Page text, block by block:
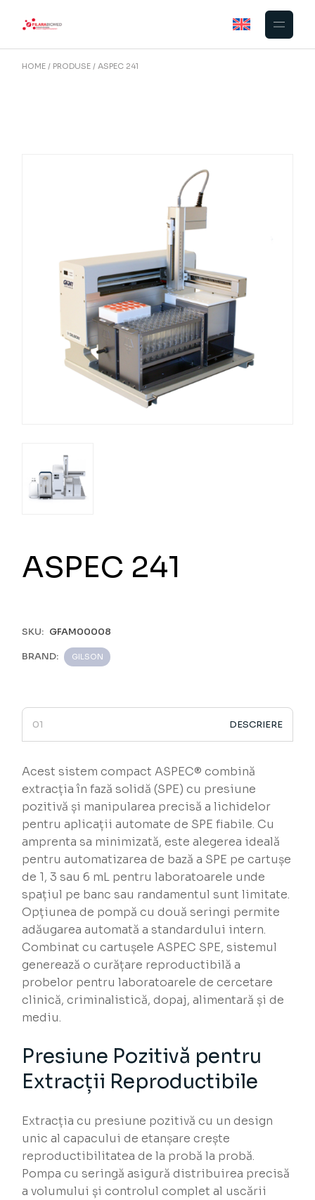
HOME PRODUSE ASPEC 241
ASPEC 241
SKU: GFAM00008
BRAND: GILSON
DESCRIERE
Acest sistem compact ASPEC® combină
extracția în fază solidă (SPE) cu presiune
pozitivă și manipularea precisă a lichidelor
pentru aplicații automate de SPE fiabile. Cu
amprenta sa minimizată, este alegerea ideală
pentru automatizarea de bază a SPE pe cartușe
de 1, 3 sau 6 mL pentru laboratoarele unde
spațiul pe banc sau randamentul sunt limitate.
Opțiunea de pompă cu două seringi permite
adăugarea automată a standardului intern.
Combinat cu cartușele ASPEC SPE, sistemul
generează o curățare reproductibilă a
probelor pentru laboratoarele de cercetare
clinică, criminalistică, dopaj, alimentară și de
mediu.
Presiune Pozitivă pentru
Extracții Reproductibile
Extracția cu presiune pozitivă cu un design
unic al capacului de etanșare crește
reproductibilitatea de la probă la probă.
Pompa cu seringă asigură distribuirea precisă
a volumului și controlul complet al uscării